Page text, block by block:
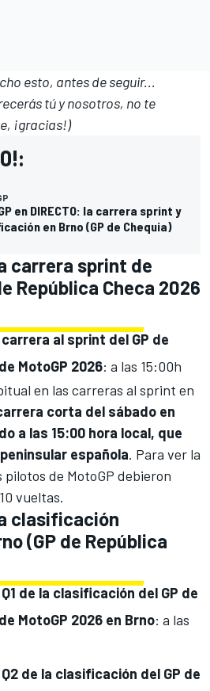
esto, antes de seguir...
tú y nosotros, no te
¡gracias!)
en DIRECTO: la carrera sprint y
en Brno (GP de Chequia)
carrera sprint de
República Checa 2026
al sprint del GP de
MotoGP 2026: a las 15:00h
en las carreras al sprint en
corta del sábado en
a las 15:00 hora local, que
española. Para ver la
pilotos de MotoGP debieron
vueltas.
clasificación
(GP de República
de la clasificación del GP de
MotoGP 2026 en Brno: a las
de la clasificación del GP de